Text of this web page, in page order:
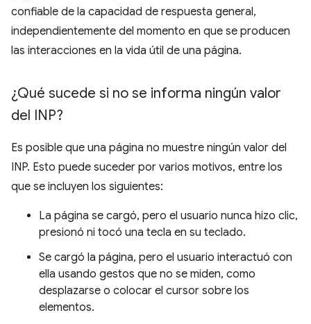
confiable de la capacidad de respuesta general,
independientemente del momento en que se producen
las interacciones en la vida útil de una página.
¿Qué sucede si no se informa ningún valor
del INP?
Es posible que una página no muestre ningún valor del
INP. Esto puede suceder por varios motivos, entre los
que se incluyen los siguientes:
La página se cargó, pero el usuario nunca hizo clic,
presionó ni tocó una tecla en su teclado.
Se cargó la página, pero el usuario interactuó con
ella usando gestos que no se miden, como
desplazarse o colocar el cursor sobre los
elementos.